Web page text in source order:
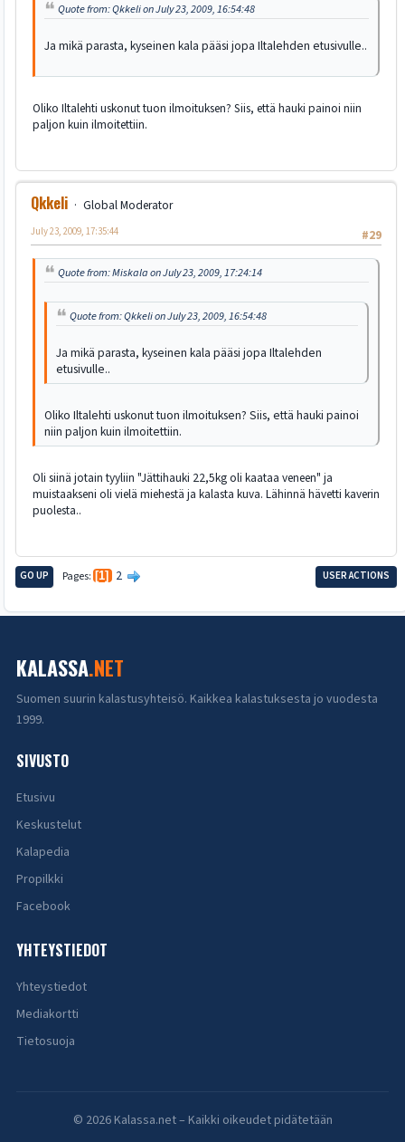
Quote from: Qkkeli on July 23, 2009, 16:54:48
Ja mikä parasta, kyseinen kala pääsi jopa Iltalehden etusivulle..
Oliko Iltalehti uskonut tuon ilmoituksen? Siis, että hauki painoi niin
paljon kuin ilmoitettiin.
Qkkeli
Global Moderator
#29
July 23, 2009, 17:35:44
Quote from: Miskala on July 23, 2009, 17:24:14
Quote from: Qkkeli on July 23, 2009, 16:54:48
Ja mikä parasta, kyseinen kala pääsi jopa Iltalehden
etusivulle..
Oliko Iltalehti uskonut tuon ilmoituksen? Siis, että hauki painoi
niin paljon kuin ilmoitettiin.
Oli siinä jotain tyyliin "Jättihauki 22,5kg oli kaataa veneen" ja
muistaakseni oli vielä miehestä ja kalasta kuva. Lähinnä hävetti kaverin
puolesta..
GO UP Pages 1 2 USER ACTIONS
KALASSA.NET
Suomen suurin kalastusyhteisö. Kaikkea kalastuksesta jo vuodesta
1999.
SIVUSTO
Etusivu
Keskustelut
Kalapedia
Propilkki
Facebook
YHTEYSTIEDOT
Yhteystiedot
Mediakortti
Tietosuoja
© 2026 Kalassa.net – Kaikki oikeudet pidätetään